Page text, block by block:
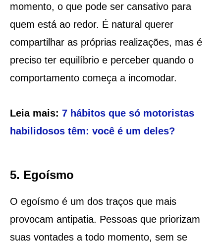
momento, o que pode ser cansativo para
quem está ao redor. É natural querer
compartilhar as próprias realizações, mas é
preciso ter equilíbrio e perceber quando o
comportamento começa a incomodar.
Leia mais: 7 hábitos que só motoristas
habilidosos têm: você é um deles?
5. Egoísmo
O egoísmo é um dos traços que mais
provocam antipatia. Pessoas que priorizam
suas vontades a todo momento, sem se